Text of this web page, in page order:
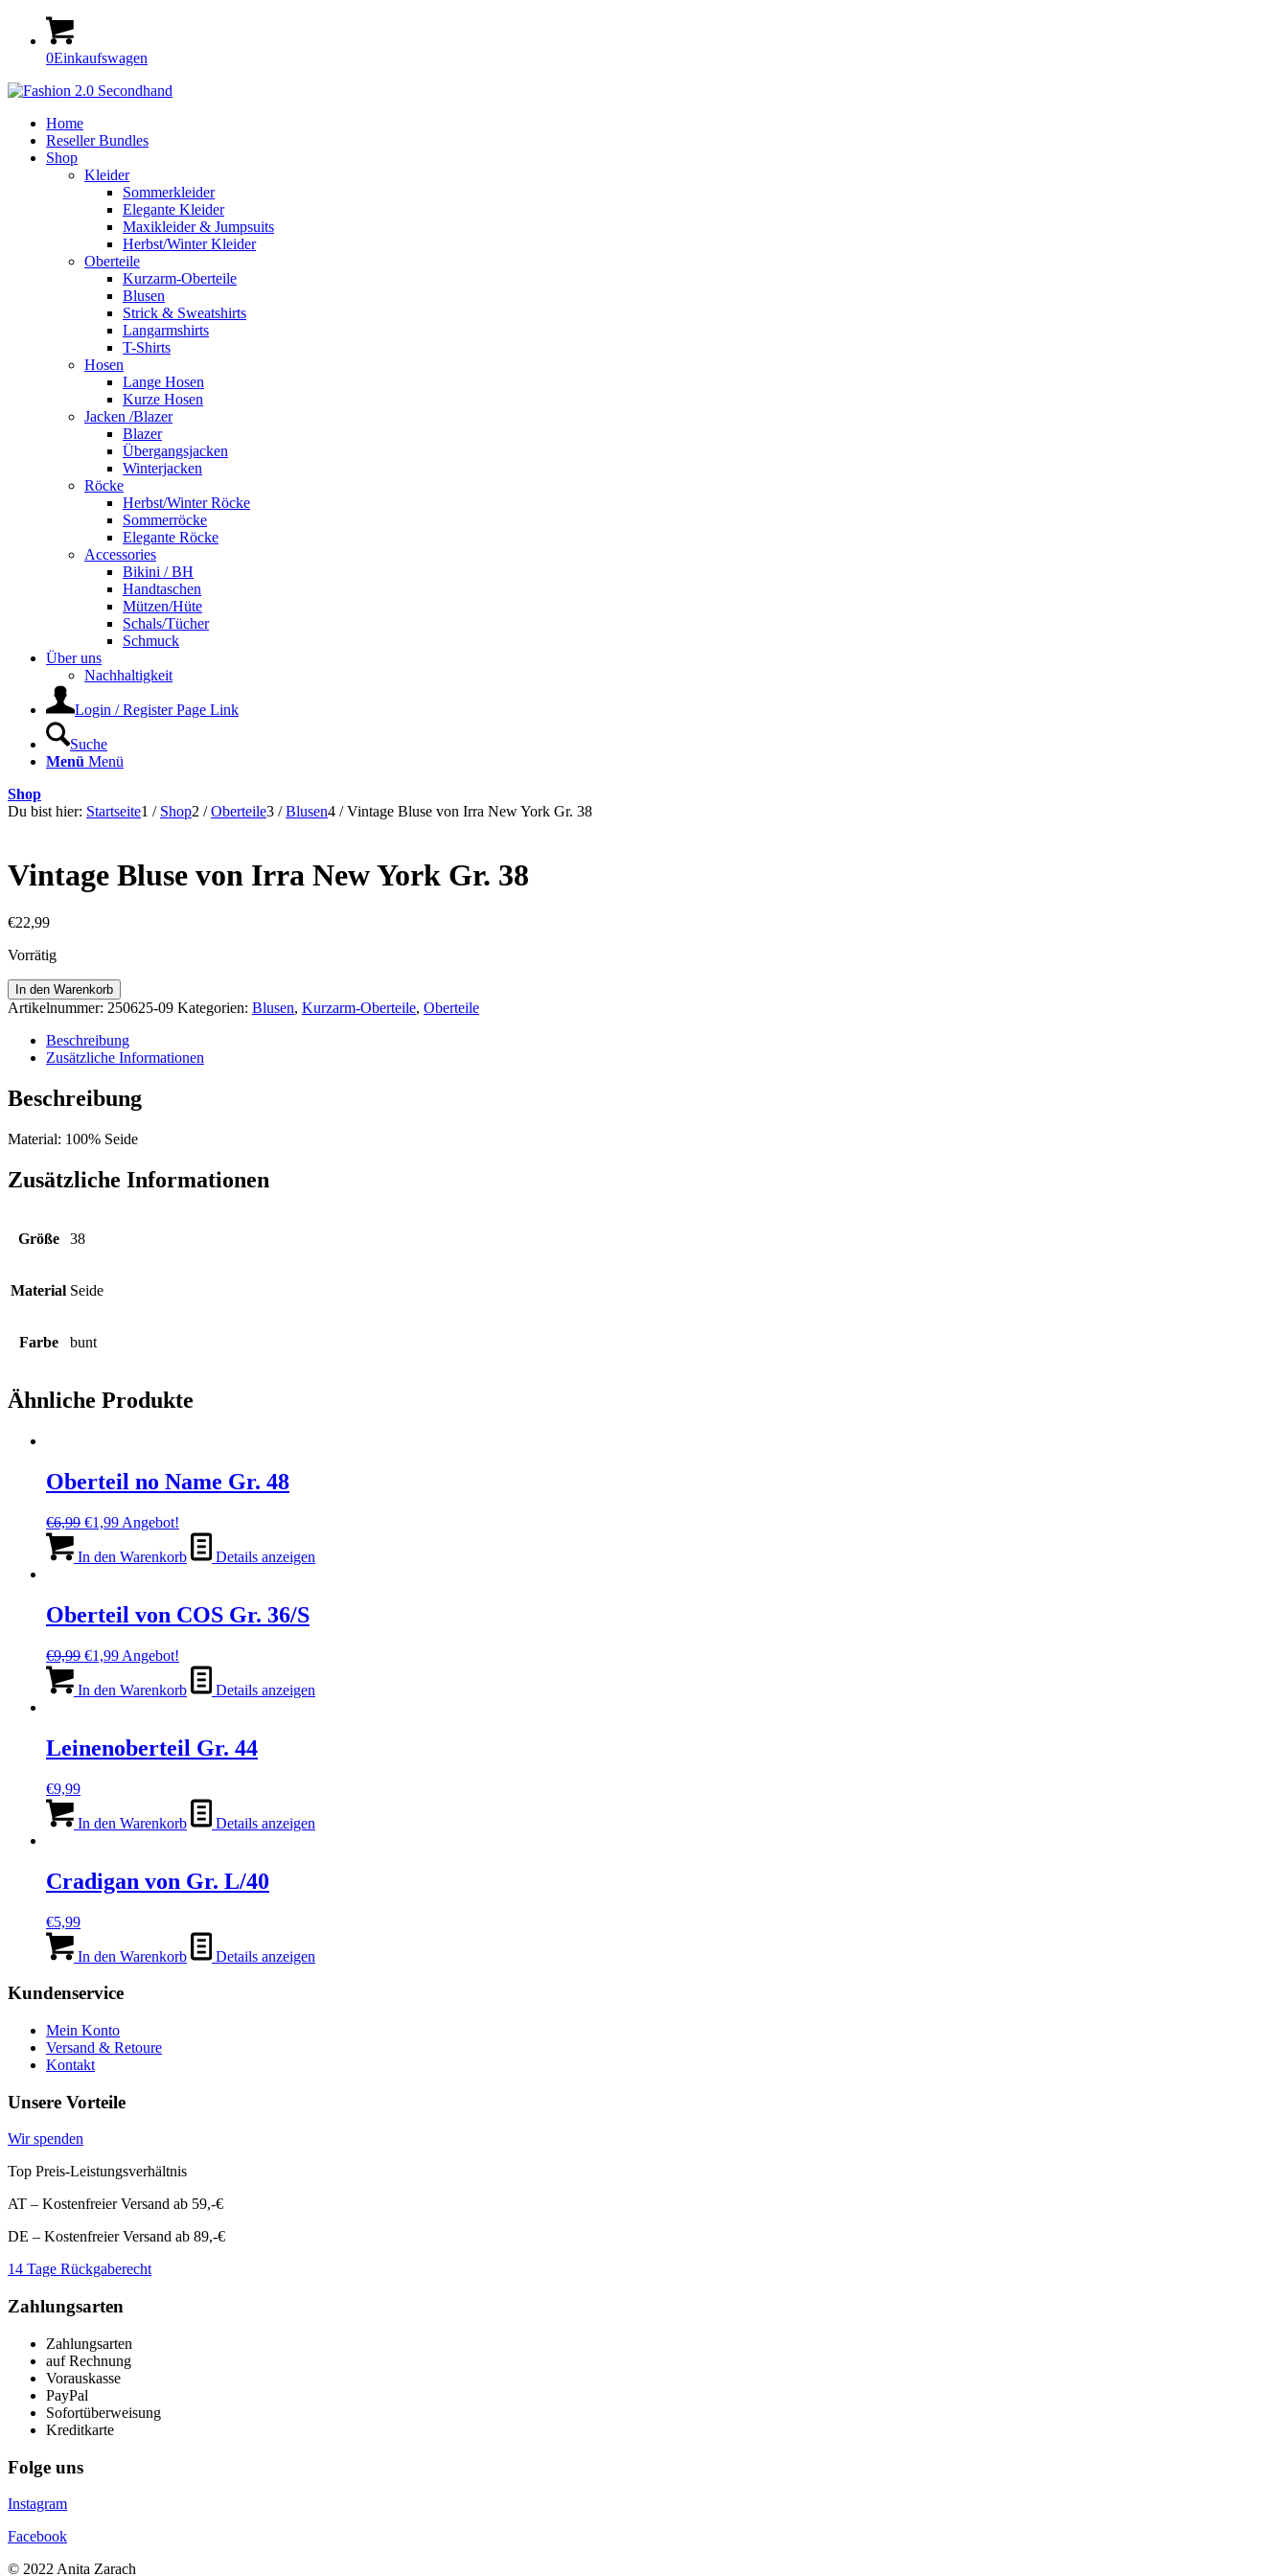
0Einkaufswagen
Home
Reseller Bundles
Shop
Kleider
Sommerkleider
Elegante Kleider
Maxikleider & Jumpsuits
Herbst/Winter Kleider
Oberteile
Kurzarm-Oberteile
Blusen
Strick & Sweatshirts
Langarmshirts
T-Shirts
Hosen
Lange Hosen
Kurze Hosen
Jacken /Blazer
Blazer
Übergangsjacken
Winterjacken
Röcke
Herbst/Winter Röcke
Sommerröcke
Elegante Röcke
Accessories
Bikini / BH
Handtaschen
Mützen/Hüte
Schals/Tücher
Schmuck
Über uns
Nachhaltigkeit
Login / Register Page Link
Suche
Menü Menü
Shop
Du bist hier: Startseite1 / Shop2 / Oberteile3 / Blusen4 / Vintage Bluse von Irra New York Gr. 38
Vintage Bluse von Irra New York Gr. 38
€22,99
Vorrätig
Vintage
Bluse
New
Gr.
38
In den Warenkorb
Artikelnummer: 250625-09 Kategorien: Blusen, Kurzarm-Oberteile, Oberteile
Beschreibung
Zusätzliche Informationen
Beschreibung
Material: 100% Seide
Zusätzliche Informationen
Größe 38
Material Seide
Farbe bunt
Ähnliche Produkte
Oberteil no Name Gr. 48
€6,99 Ursprünglicher
war:
€1,99Aktueller
ist:
Angebot!
In den Warenkorb Details anzeigen
Oberteil von COS Gr. 36/S
€9,99 Ursprünglicher
war:
€1,99Aktueller
ist:
Angebot!
In den Warenkorb Details anzeigen
Leinenoberteil Gr. 44
€9,99
In den Warenkorb Details anzeigen
Cradigan von Gr. L/40
€5,99
In den Warenkorb Details anzeigen
Kundenservice
Mein Konto
Versand & Retoure
Kontakt
Unsere Vorteile
Wir spenden
Top Preis-Leistungsverhältnis
AT – Kostenfreier Versand ab 59,-€
DE – Kostenfreier Versand ab 89,-€
14 Tage Rückgaberecht
Zahlungsarten
Zahlungsarten
auf Rechnung
Vorauskasse
PayPal
Sofortüberweisung
Kreditkarte
Folge uns
Instagram
Facebook
© 2022 Anita Zarach